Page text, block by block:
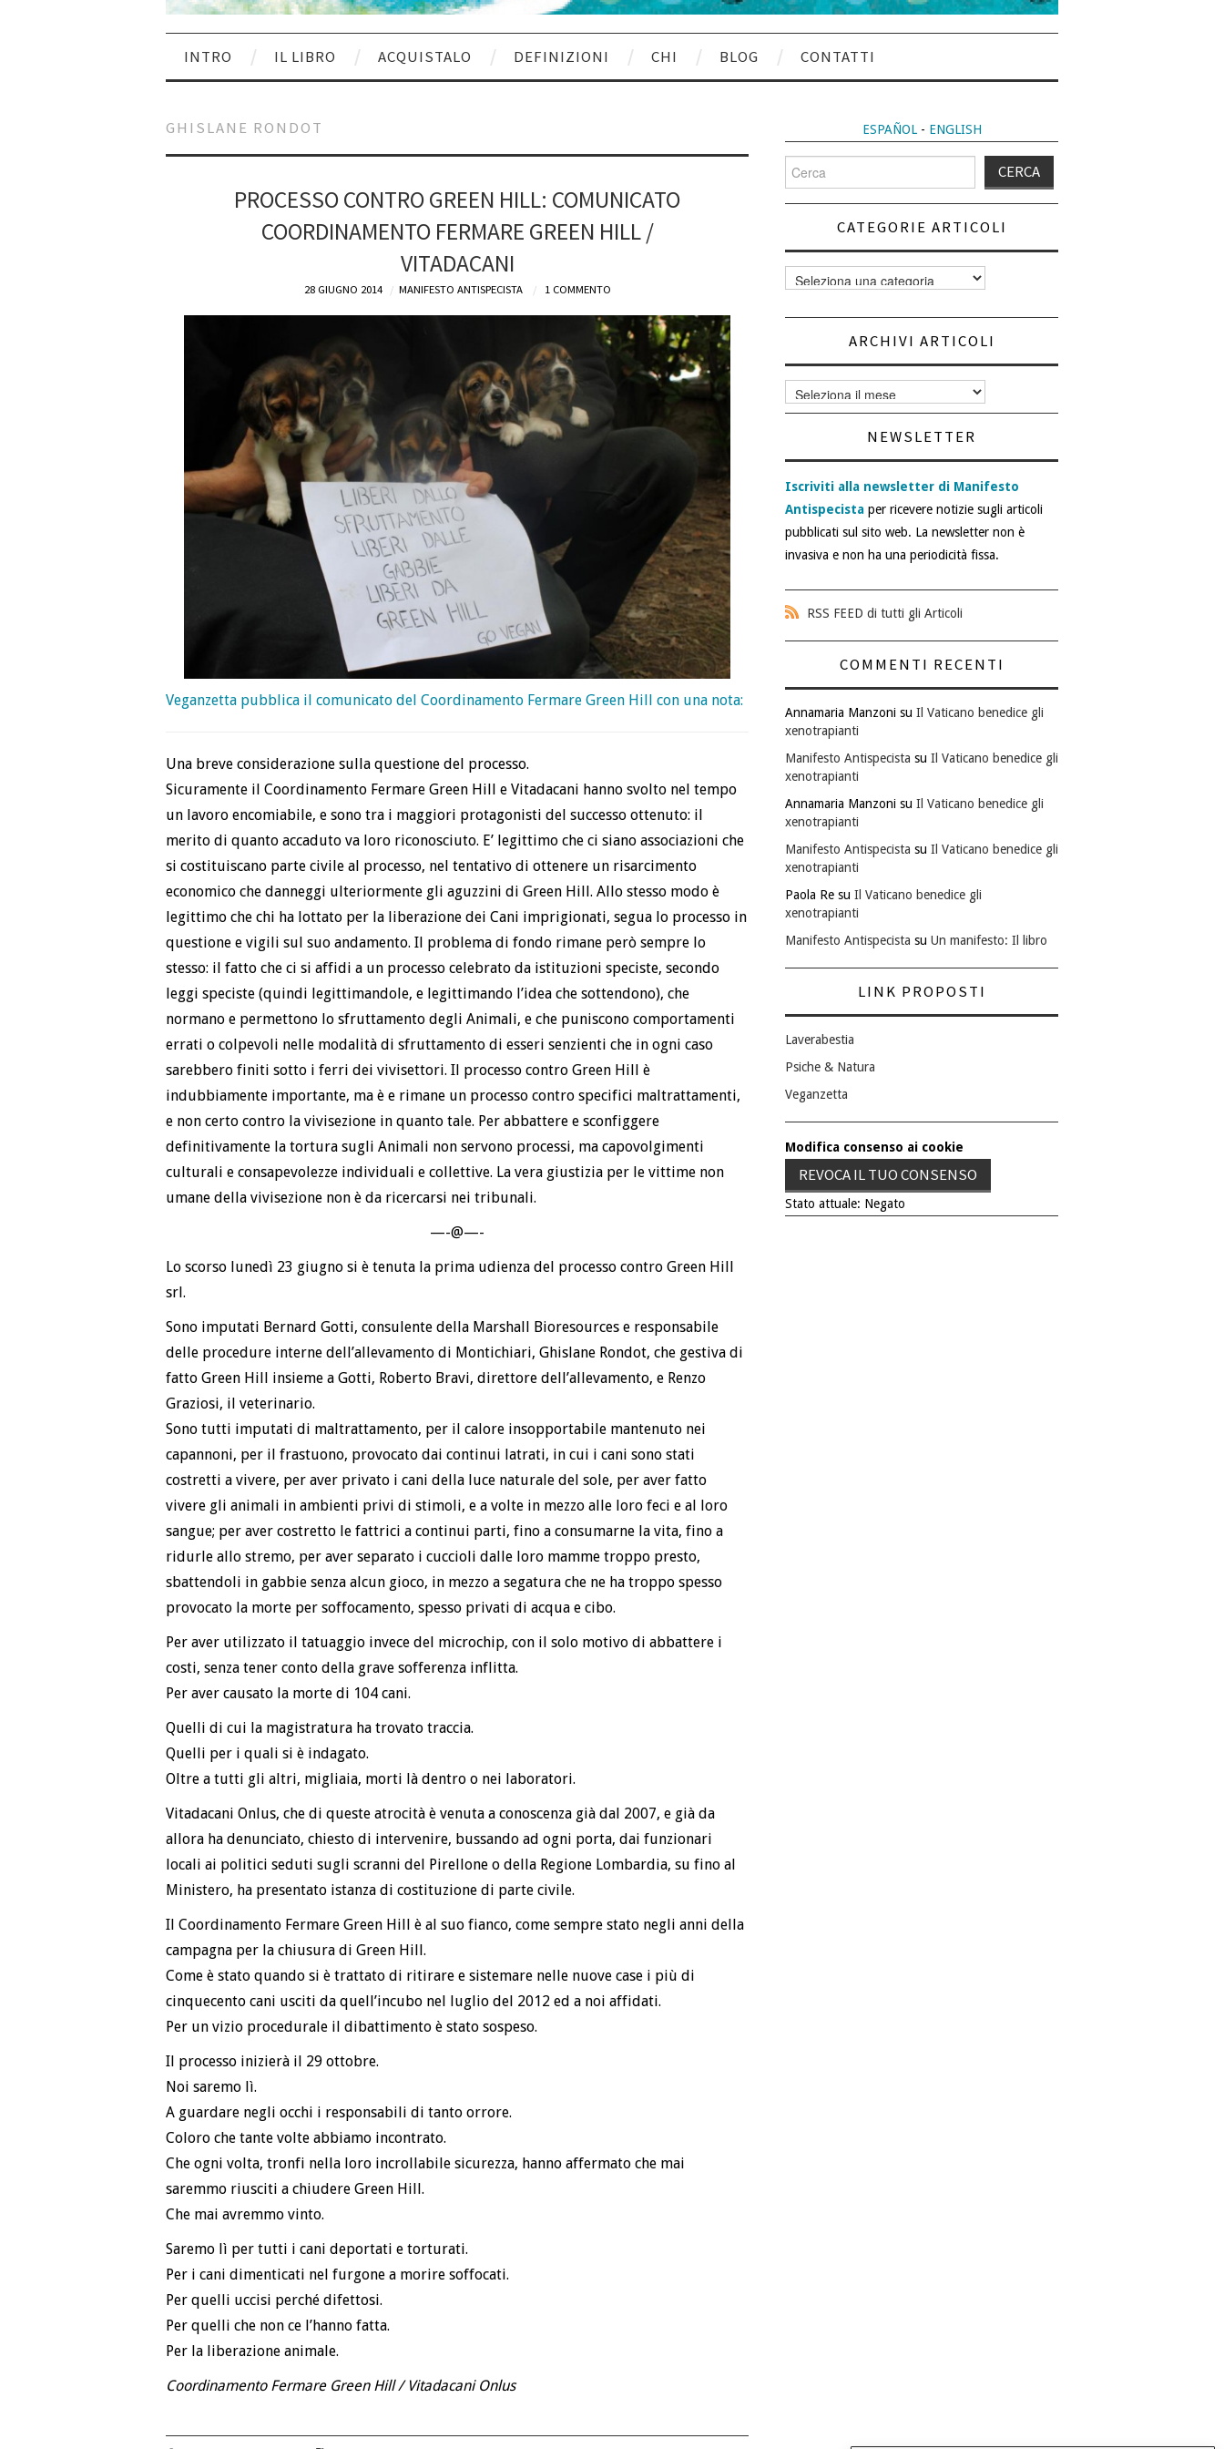
INTRO IL LIBRO ACQUISTALO DEFINIZIONI CHI BLOG CONTATTI
GHISLANE RONDOT
PROCESSO CONTRO GREEN HILL: COMUNICATO
COORDINAMENTO FERMARE GREEN HILL /
VITADACANI
28 GIUGNO 2014 MANIFESTO ANTISPECISTA 1 COMMENTO
Veganzetta pubblica il comunicato del Coordinamento Fermare Green Hill con una nota:
Una breve considerazione sulla questione del processo.
Sicuramente il Coordinamento Fermare Green Hill e Vitadacani hanno svolto nel tempo
un lavoro encomiabile, e sono tra i maggiori protagonisti del successo ottenuto: il
merito di quanto accaduto va loro riconosciuto. E’ legittimo che ci siano associazioni che
si costituiscano parte civile al processo, nel tentativo di ottenere un risarcimento
economico che danneggi ulteriormente gli aguzzini di Green Hill. Allo stesso modo è
legittimo che chi ha lottato per la liberazione dei Cani imprigionati, segua lo processo in
questione e vigili sul suo andamento. Il problema di fondo rimane però sempre lo
stesso: il fatto che ci si affidi a un processo celebrato da istituzioni speciste, secondo
leggi speciste (quindi legittimandole, e legittimando l’idea che sottendono), che
normano e permettono lo sfruttamento degli Animali, e che puniscono comportamenti
errati o colpevoli nelle modalità di sfruttamento di esseri senzienti che in ogni caso
sarebbero finiti sotto i ferri dei vivisettori. Il processo contro Green Hill è
indubbiamente importante, ma è e rimane un processo contro specifici maltrattamenti,
e non certo contro la vivisezione in quanto tale. Per abbattere e sconfiggere
definitivamente la tortura sugli Animali non servono processi, ma capovolgimenti
culturali e consapevolezze individuali e collettive. La vera giustizia per le vittime non
umane della vivisezione non è da ricercarsi nei tribunali.
—-@—-
Lo scorso lunedì 23 giugno si è tenuta la prima udienza del processo contro Green Hill
srl.
Sono imputati Bernard Gotti, consulente della Marshall Bioresources e responsabile
delle procedure interne dell’allevamento di Montichiari, Ghislane Rondot, che gestiva di
fatto Green Hill insieme a Gotti, Roberto Bravi, direttore dell’allevamento, e Renzo
Graziosi, il veterinario.
Sono tutti imputati di maltrattamento, per il calore insopportabile mantenuto nei
capannoni, per il frastuono, provocato dai continui latrati, in cui i cani sono stati
costretti a vivere, per aver privato i cani della luce naturale del sole, per aver fatto
vivere gli animali in ambienti privi di stimoli, e a volte in mezzo alle loro feci e al loro
sangue; per aver costretto le fattrici a continui parti, fino a consumarne la vita, fino a
ridurle allo stremo, per aver separato i cuccioli dalle loro mamme troppo presto,
sbattendoli in gabbie senza alcun gioco, in mezzo a segatura che ne ha troppo spesso
provocato la morte per soffocamento, spesso privati di acqua e cibo.
Per aver utilizzato il tatuaggio invece del microchip, con il solo motivo di abbattere i
costi, senza tener conto della grave sofferenza inflitta.
Per aver causato la morte di 104 cani.
Quelli di cui la magistratura ha trovato traccia.
Quelli per i quali si è indagato.
Oltre a tutti gli altri, migliaia, morti là dentro o nei laboratori.
Vitadacani Onlus, che di queste atrocità è venuta a conoscenza già dal 2007, e già da
allora ha denunciato, chiesto di intervenire, bussando ad ogni porta, dai funzionari
locali ai politici seduti sugli scranni del Pirellone o della Regione Lombardia, su fino al
Ministero, ha presentato istanza di costituzione di parte civile.
Il Coordinamento Fermare Green Hill è al suo fianco, come sempre stato negli anni della
campagna per la chiusura di Green Hill.
Come è stato quando si è trattato di ritirare e sistemare nelle nuove case i più di
cinquecento cani usciti da quell’incubo nel luglio del 2012 ed a noi affidati.
Per un vizio procedurale il dibattimento è stato sospeso.
Il processo inizierà il 29 ottobre.
Noi saremo lì.
A guardare negli occhi i responsabili di tanto orrore.
Coloro che tante volte abbiamo incontrato.
Che ogni volta, tronfi nella loro incrollabile sicurezza, hanno affermato che mai
saremmo riusciti a chiudere Green Hill.
Che mai avremmo vinto.
Saremo lì per tutti i cani deportati e torturati.
Per i cani dimenticati nel furgone a morire soffocati.
Per quelli uccisi perché difettosi.
Per quelli che non ce l’hanno fatta.
Per la liberazione animale.
Coordinamento Fermare Green Hill / Vitadacani Onlus
ESPAÑOL- ENGLISH
per:
CATEGORIE ARTICOLI
Categorie
articoli
ARCHIVI ARTICOLI
Archivi
articoli
NEWSLETTER
Iscriviti alla newsletter di Manifesto
Antispecista per ricevere notizie sugli articoli
pubblicati sul sito web. La newsletter non è
invasiva e non ha una periodicità fissa.
RSS FEED di tutti gli Articoli
COMMENTI RECENTI
Annamaria Manzoni su Il Vaticano benedice gli
xenotrapianti
Manifesto Antispecista su Il Vaticano benedice gli
xenotrapianti
Annamaria Manzoni su Il Vaticano benedice gli
xenotrapianti
Manifesto Antispecista su Il Vaticano benedice gli
xenotrapianti
Paola Re su Il Vaticano benedice gli
xenotrapianti
Manifesto Antispecista su Un manifesto: Il libro
LINK PROPOSTI
Laverabestia
Psiche & Natura
Veganzetta
Modifica consenso ai cookie
REVOCA IL TUO CONSENSO
Stato attuale: Negato